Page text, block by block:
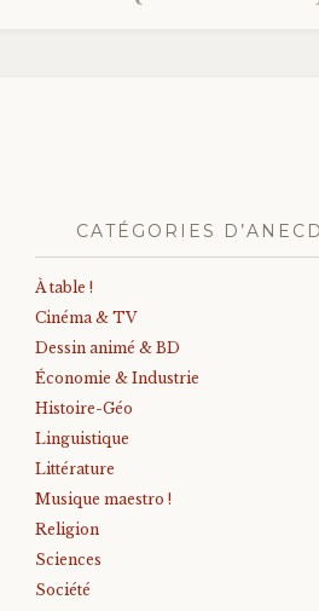
CATÉGORIES
À table !
Cinéma & TV
Dessin animé & BD
Économie & Industrie
Histoire-Géo
Linguistique
Littérature
Musique maestro !
Religion
Sciences
Société